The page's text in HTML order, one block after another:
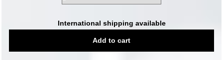
International shipping available
Add to cart